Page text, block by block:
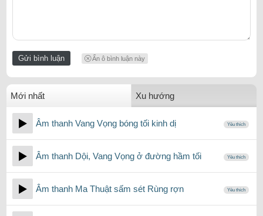
Ẩn ô bình luận này
Mới nhất Xu hướng
Âm thanh Vang Vọng bóng tối kinh dị Yêu thích
Âm thanh Dội, Vang Vọng ở đường hầm tối Yêu thích
Âm thanh Ma Thuật sấm sét Rùng rợn Yêu thích